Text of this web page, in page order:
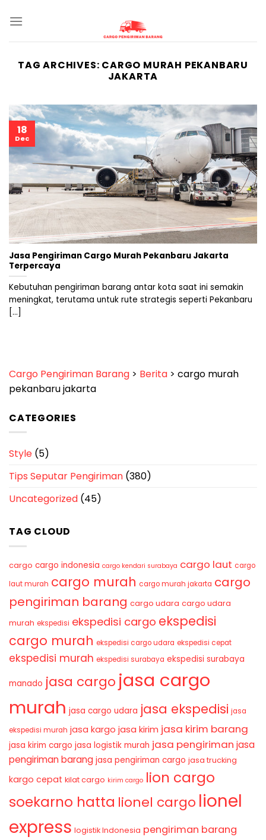
TAG ARCHIVES: CARGO MURAH PEKANBARU
JAKARTA
Jasa Pengiriman Cargo Murah Pekanbaru Jakarta
Terpercaya
Kebutuhan pengiriman barang antar kota saat ini semakin
meningkat, terutama untuk rute strategis seperti Pekanbaru
[...]
18
Dec
Cargo Pengiriman Barang > Berita > cargo murah
pekanbaru jakarta
CATEGORIES
Style (5)
Tips Seputar Pengiriman (380)
Uncategorized (45)
TAG CLOUD
cargo cargo indonesia cargo kendari surabaya cargo laut cargo
laut murah cargo murah cargo murah jakarta cargo
pengiriman barang cargo udara cargo udara
murah ekspedisi ekspedisi cargo ekspedisi
cargo murah ekspedisi cargo udara ekspedisi cepat
ekspedisi murah ekspedisi surabaya ekspedisi surabaya
manado jasa cargo jasa cargo
murah jasa cargo udara jasa ekspedisi jasa
ekspedisi murah jasa kargo jasa kirim jasa kirim barang
jasa kirim cargo jasa logistik murah jasa pengiriman jasa
pengiriman barang jasa pengiriman cargo jasa trucking
kargo cepat kilat cargo kirim cargo lion cargo
soekarno hatta lionel cargo lionel
express logistik Indonesia pengiriman barang